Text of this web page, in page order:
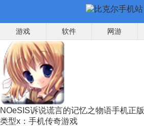
游戏 软件 网游
NOeSIS诉说谎言的记忆之物语手机正版
类型x： 手机传奇游戏